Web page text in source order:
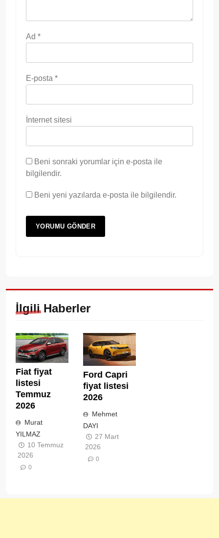
Ad *
E-posta *
İnternet sitesi
Beni sonraki yorumlar için e-posta ile
bilgilendir.
Beni yeni yazılarda e-posta ile bilgilendir.
İlgili Haberler
Fiat fiyat
listesi
Temmuz
2026
Murat
YILMAZ
10 Temmuz
2026
0
Ford Capri
fiyat listesi
2026
Mehmet
DAYI
27 Mart
2026
0